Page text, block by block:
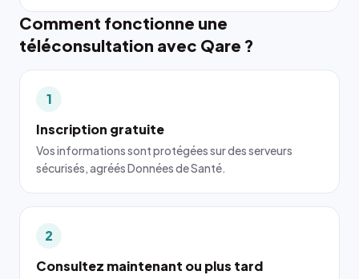
Comment fonctionne une
téléconsultation avec Qare ?
1
Inscription gratuite
Vos informations sont protégées sur des serveurs
sécurisés, agréés Données de Santé.
2
Consultez maintenant ou plus tard